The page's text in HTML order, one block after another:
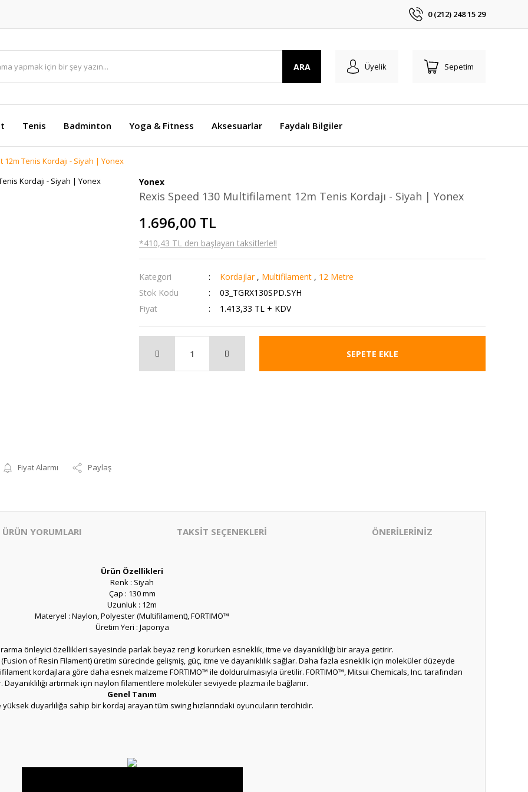
0 (212) 248 15 29
ARA Üyelik Sepetim
Tenis Badminton Yoga & Fitness Aksesuarlar Faydalı Bilgiler
Tenis Kordajı - Siyah | Yonex
Fiyat Alarmı Paylaş
Yonex
Rexis Speed 130 Multifilament 12m Tenis Kordajı - Siyah | Yonex
1.696,00 TL
*410,43 TL den başlayan taksitlerle!!
Kategori Kordajlar , Multifilament , 12 Metre
Stok Kodu
03_TGRX130SPD.SYH
Fiyat
1.413,33 TL + KDV
SEPETE EKLE
ÜRÜN YORUMLARI TAKSİT SEÇENEKLERİ ÖNERİLERİNİZ
Ürün Özellikleri
Renk : Siyah
Çap : 130 mm
Uzunluk : 12m
Materyel : Naylon, Polyester (Multifilament), FORTIMO™
Üretim Yeri : Japonya
önleyici özellikleri sayesinde parlak beyaz rengi korurken esneklik, itme ve dayanıklılığı bir araya getirir.
(Fusion of Resin Filament) üretim sürecinde gelişmiş, güç, itme ve dayanıklılık sağlar. Daha fazla esneklik için moleküler düzeyde
kordajlara göre daha esnek malzeme FORTIMO™ ile doldurulmasıyla üretilir. FORTIMO™, Mitsui Chemicals, Inc. tarafından
Dayanıklılığı artırmak için naylon filamentlere moleküler seviyede plazma ile bağlanır.
Genel Tanım
duyarlılığa sahip bir kordaj arayan tüm swing hızlarındaki oyuncuların tercihidir.